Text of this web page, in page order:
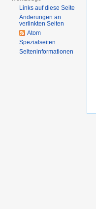
Links auf diese Seite
Änderungen an
verlinkten Seiten
Atom
Spezialseiten
Seiten­informationen